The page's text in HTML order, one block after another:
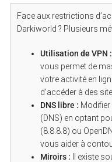
Face aux restrictions
Darkiworld ? Plusieurs
Utilisation de VPN :
vous permet de
votre activité en
d’accéder à des
DNS libre :
(DNS) en optant
(8.8.8.8) ou
vous aider à
Miroirs : Il existe